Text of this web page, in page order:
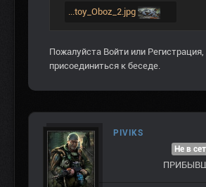
...toy_Oboz_2.jpg
Пожалуйста Войти или Регистрация,
присоединиться к беседе.
PIVIKS
Не в